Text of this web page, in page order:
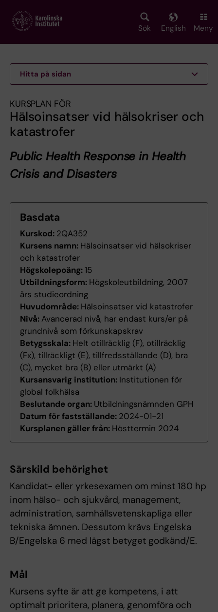
main
Sök English Meny
Hitta på sidan
KURSPLAN FÖR
Hälsoinsatser vid hälsokriser och
katastrofer
Public Health Response in Health
Crisis and Disasters
Basdata
Kurskod: 2QA352
Kursens namn: Hälsoinsatser vid hälsokriser
och katastrofer
Högskolepoäng:15
Utbildningsform: Högskoleutbildning, 2007
års studieordning
Huvudområde: Hälsoinsatser vid katastrofer
Nivå: Avancerad nivå, har endast kurs/er på
grundnivå som förkunskapskrav
Betygsskala: Helt otillräcklig (F), otillräcklig
(Fx), tillräckligt (E), tillfredsställande (D), bra
(C), mycket bra (B) eller utmärkt (A)
Kursansvarig institution: Institutionen för
global folkhälsa
Beslutande organ: Utbildningsnämnden GPH
Datum för fastställande: 2024-01-21
Kursplanen gäller från: Hösttermin 2024
Särskild behörighet
Kandidat- eller yrkesexamen om minst 180 hp
inom hälso- och sjukvård, management,
administration, samhällsvetenskapliga eller
tekniska ämnen. Dessutom krävs Engelska
B/Engelska 6 med lägst betyget godkänd/E.
Mål
Kursens syfte är att ge kompetens, i att
optimalt prioritera, planera, genomföra och